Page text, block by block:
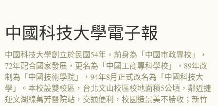
中國科技大學電子報
中國科技大學創立於民國54年，前身為「中國市政專校」，
72年配合國家發展，更名為「中國工商專科學校」，89年改
制為「中國技術學院」，94年8月正式改名為「中國科技大
學」。本校設雙校區，台北文山校區校地面積5公頃，鄰近捷
運文湖線萬芳醫院站，交通便利，校園造景美不勝收；新竹